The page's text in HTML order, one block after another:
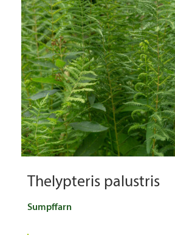
Thelypteris palustris
Sumpffarn